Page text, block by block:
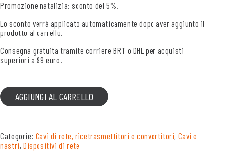
Promozione natalizia: sconto del 5%.
Lo sconto verrà applicato automaticamente dopo aver aggiunto il
prodotto al carrello.
Consegna gratuita tramite corriere BRT o DHL per acquisti
superiori a 99 euro.
AGGIUNGI AL CARRELLO
Categorie: Cavi di rete, ricetrasmettitori e convertitori, Cavi e
nastri, Dispositivi di rete